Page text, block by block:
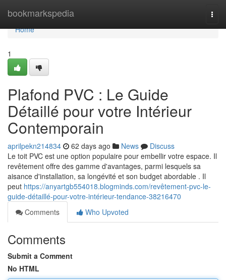
bookmarkspedia
Home
Home
1
Plafond PVC : Le Guide
Détaillé pour votre Intérieur
Contemporain
aprilpekn214834 62 days ago News
Discuss
Le toit PVC est une option populaire pour embellir votre espace. Il
revêtement offre des gamme d'avantages, parmi lesquels sa
aisance d'installation, sa longévité et son budget abordable . Il
peut https://anyartgb554018.blogminds.com/revêtement-pvc-le-
guide-détaillé-pour-votre-intérieur-tendance-38216470
Comments
Who Upvoted
Comments
Submit a Comment
No HTML